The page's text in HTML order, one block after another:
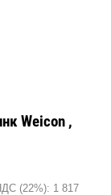
Weicon ,
(22%): 1 817